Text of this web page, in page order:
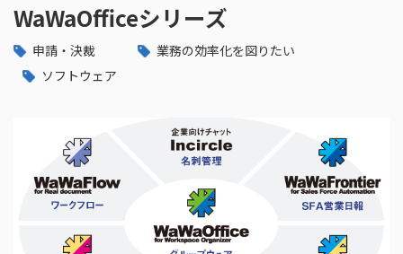
WaWaOfficeシリーズ
申請・決裁
業務の効率化を図りたい
ソフトウェア